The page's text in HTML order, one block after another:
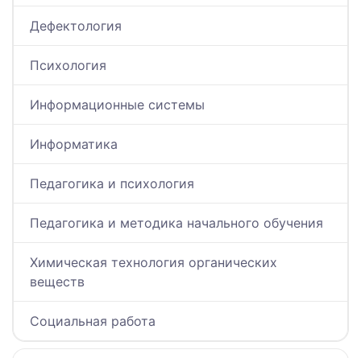
Дефектология
Психология
Информационные системы
Информатика
Педагогика и психология
Педагогика и методика начального обучения
Химическая технология органических
веществ
Социальная работа